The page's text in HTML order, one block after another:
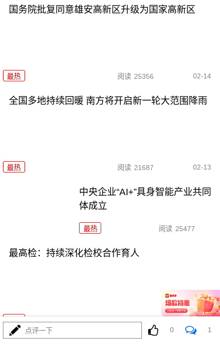
国务院批复同意雄安高新区升级为国家高新区
最热 阅读 25356 02-14
全国多地持续回暖 南方将开启新一轮大范围降雨
最热 阅读 21687 02-13
中央企业“AI+”具身智能产业共同
体成立
最热 阅读 25477
最高检：持续深化检校合作育人
最热 阅读 22107
点评一下 0 1